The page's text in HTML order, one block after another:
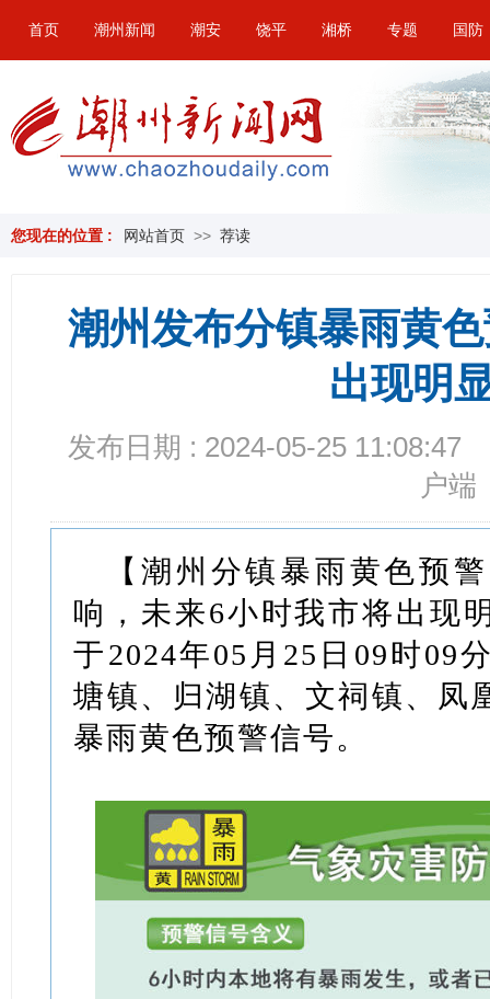
首页 潮州新闻 潮安 饶平 湘桥 专题 国防
您现在的位置 : 网站首页 >> 荐读
潮州发布分镇暴雨黄
出现明
发布日期 : 2024-05-25 11:08:47
户端
【潮州分镇暴雨黄色预
响，未来6小时我市将出现
于2024年05月25日09时09
塘镇、归湖镇、文祠镇、凤
暴雨黄色预警信号。